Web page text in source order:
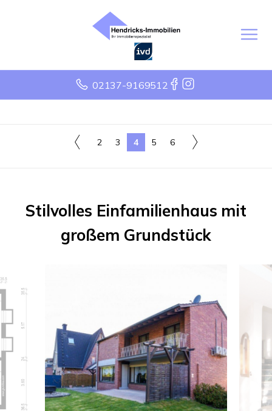
02137-9169512
2 3 4 5 6
Stilvolles Einfamilienhaus mit
großem Grundstück